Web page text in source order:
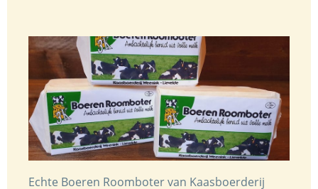
Echte Boeren Roomboter van Kaasboerderij